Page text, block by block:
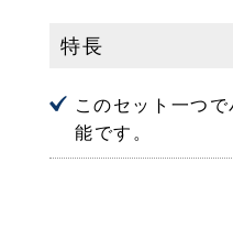
特長
このセット一つ
能です。